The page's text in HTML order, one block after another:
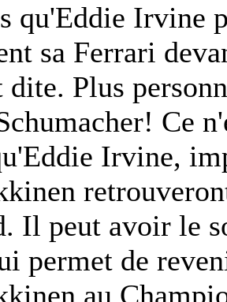
qu'Eddie Irvine
sa Ferrari
dite. Plus
Ce
Irvine,
Il peut avoir le
permet de
au